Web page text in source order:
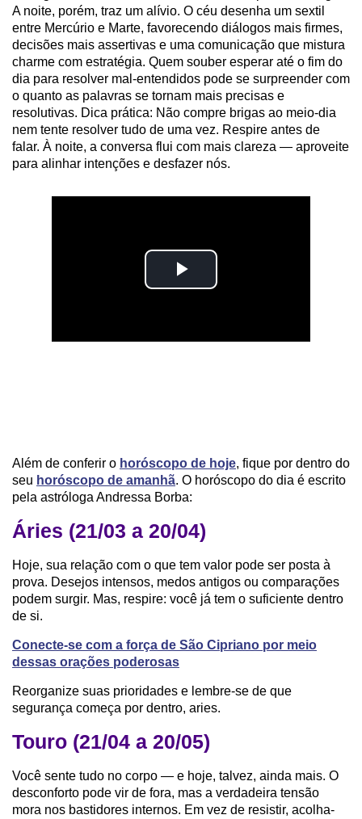
A noite, porém, traz um alívio. O céu desenha um sextil
entre Mercúrio e Marte, favorecendo diálogos mais firmes,
decisões mais assertivas e uma comunicação que mistura
charme com estratégia. Quem souber esperar até o fim do
dia para resolver mal-entendidos pode se surpreender com
o quanto as palavras se tornam mais precisas e
resolutivas. Dica prática: Não compre brigas ao meio-dia
nem tente resolver tudo de uma vez. Respire antes de
falar. À noite, a conversa flui com mais clareza — aproveite
para alinhar intenções e desfazer nós.
Além de conferir o horóscopo de hoje, fique por dentro do
seu horóscopo de amanhã. O horóscopo do dia é escrito
pela astróloga Andressa Borba:
Áries (21/03 a 20/04)
Hoje, sua relação com o que tem valor pode ser posta à
prova. Desejos intensos, medos antigos ou comparações
podem surgir. Mas, respire: você já tem o suficiente dentro
de si.
Conecte-se com a força de São Cipriano por meio
dessas orações poderosas
Reorganize suas prioridades e lembre-se de que
segurança começa por dentro, aries.
Touro (21/04 a 20/05)
Você sente tudo no corpo — e hoje, talvez, ainda mais. O
desconforto pode vir de fora, mas a verdadeira tensão
mora nos bastidores internos. Em vez de resistir, acolha-